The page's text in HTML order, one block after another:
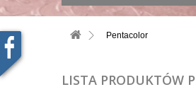
Pentacolor
LISTA PRODUKTÓW